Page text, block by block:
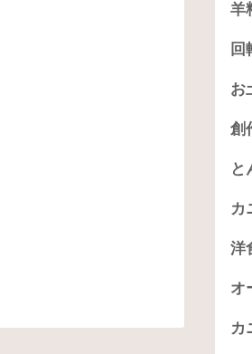
羊
回
お
創
と
カ
洋
オ
カ